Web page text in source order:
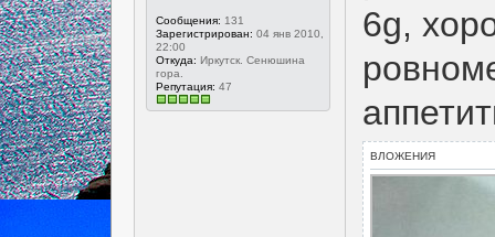
Сообщения: 131
Зарегистрирован: 04 янв 2010,
22:00
Откуда: Иркутск. Сенюшина
гора.
Репутация: 47
6g,
ВЛОЖЕНИЯ